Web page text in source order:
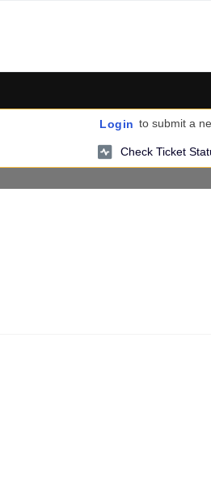
Login to submit a
Check Ticket